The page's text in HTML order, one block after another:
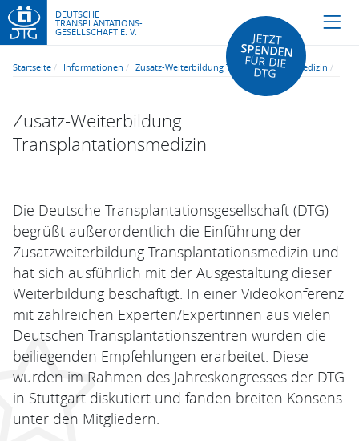
DEUTSCHE
TRANSPLANTATIONS-
GESELLSCHAFT E. V. JETZT
SPENDEN
FÜR DIE
DTG
Startseite Informationen Zusatz-Weiterbildung Transplantationsmedizin
Zusatz-Weiterbildung
Transplantationsmedizin
Die Deutsche Transplantationsgesellschaft (DTG)
begrüßt außerordentlich die Einführung der
Zusatzweiterbildung Transplantationsmedizin und
hat sich ausführlich mit der Ausgestaltung dieser
Weiterbildung beschäftigt. In einer Videokonferenz
mit zahlreichen Experten/Expertinnen aus vielen
Deutschen Transplantationszentren wurden die
beiliegenden Empfehlungen erarbeitet. Diese
wurden im Rahmen des Jahreskongresses der DTG
in Stuttgart diskutiert und fanden breiten Konsens
unter den Mitgliedern.